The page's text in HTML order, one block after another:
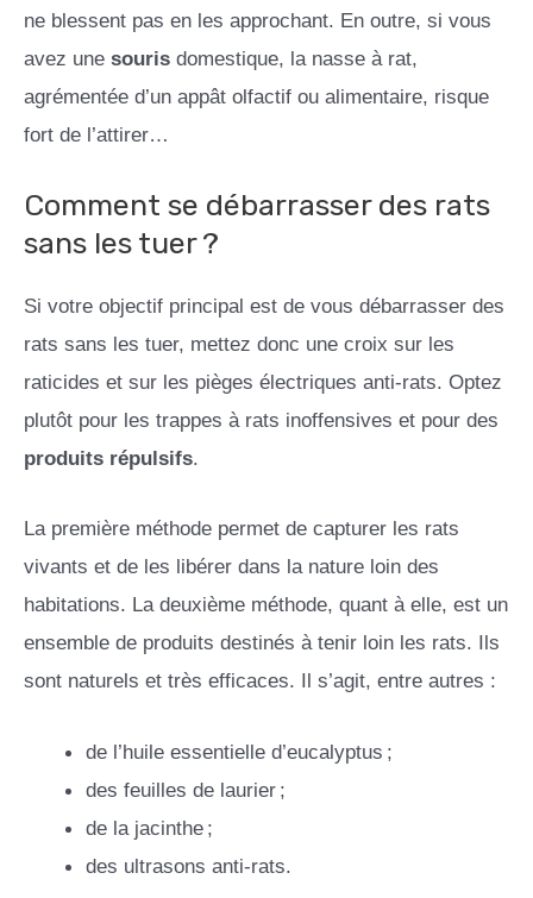
ne blessent pas en les approchant. En outre, si vous
avez une souris domestique, la nasse à rat,
agrémentée d’un appât olfactif ou alimentaire, risque
fort de l’attirer…
Comment se débarrasser des rats
sans les tuer ?
Si votre objectif principal est de vous débarrasser des
rats sans les tuer, mettez donc une croix sur les
raticides et sur les pièges électriques anti-rats. Optez
plutôt pour les trappes à rats inoffensives et pour des
produits répulsifs.
La première méthode permet de capturer les rats
vivants et de les libérer dans la nature loin des
habitations. La deuxième méthode, quant à elle, est un
ensemble de produits destinés à tenir loin les rats. Ils
sont naturels et très efficaces. Il s’agit, entre autres :
de l’huile essentielle d’eucalyptus ;
des feuilles de laurier ;
de la jacinthe ;
des ultrasons anti-rats.